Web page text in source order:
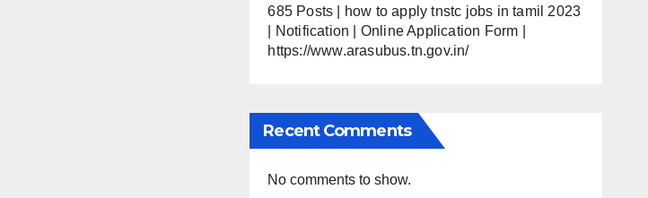
685 Posts | how to apply tnstc jobs in tamil 2023
| Notification | Online Application Form |
https://www.arasubus.tn.gov.in/
Recent Comments
No comments to show.